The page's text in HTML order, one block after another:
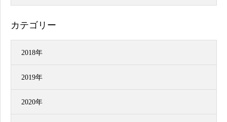
カテゴリー
2018年
2019年
2020年